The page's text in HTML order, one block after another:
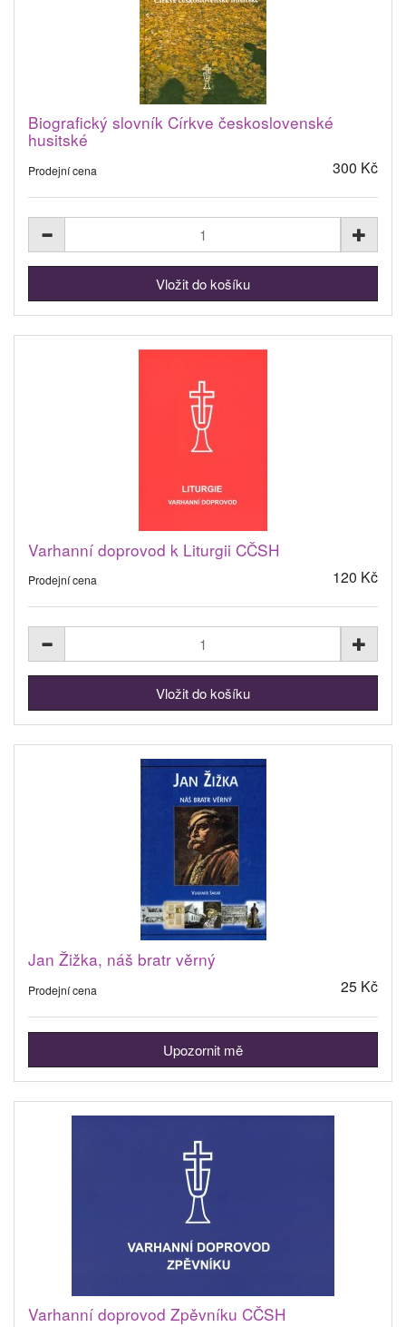
Biografický slovník Církve československé
husitské
Prodejní cena 300 Kč
Varhanní doprovod k Liturgii CČSH
Prodejní cena 120 Kč
Jan Žižka, náš bratr věrný
Prodejní cena 25 Kč
Upozornit mě
Varhanní doprovod Zpěvníku CČSH